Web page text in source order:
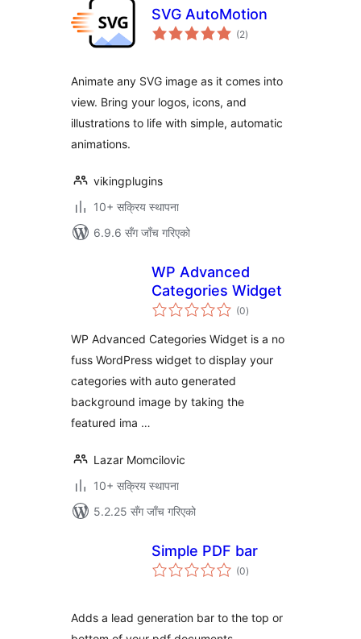
SVG AutoMotion
(2कुल
रेटिङ्गहरू
)
Animate any SVG image as it comes into
view. Bring your logos, icons, and
illustrations to life with simple, automatic
animations.
vikingplugins
10+ सक्रिय स्थापना
6.9.6 सँग जाँच गरिएको
WP Advanced
Categories Widget
(0कुल
रेटिङ्गहरू
)
WP Advanced Categories Widget is a no
fuss WordPress widget to display your
categories with auto generated
background image by taking the
featured ima …
Lazar Momcilovic
10+ सक्रिय स्थापना
5.2.25 सँग जाँच गरिएको
Simple PDF bar
(0कुल
रेटिङ्गहरू
)
Adds a lead generation bar to the top or